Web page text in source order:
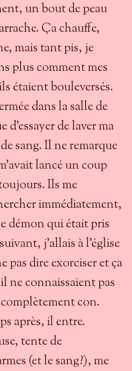
un bout de peau
Ça chauffe,
mais tant pis, je
plus comment mes
étaient bouleversés.
dans la salle de
de laver ma
sang. Il ne remarque
lancé un coup
Ils me
immédiatement,
démon qui était pris
j’allais à l’église
pas dire exorciser et ça
ne connaissaient pas
con.
après, il entre.
tente de
(et le sang?), me